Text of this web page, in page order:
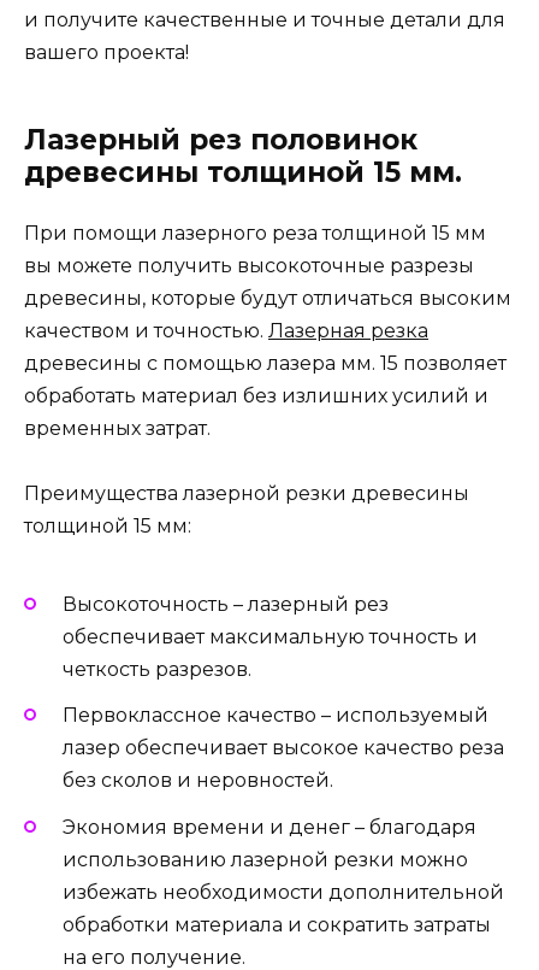
и получите качественные и точные детали для
вашего проекта!
Лазерный рез половинок
древесины толщиной 15 мм.
При помощи лазерного реза толщиной 15 мм
вы можете получить высокоточные разрезы
древесины, которые будут отличаться высоким
качеством и точностью. Лазерная резка
древесины с помощью лазера мм. 15 позволяет
обработать материал без излишних усилий и
временных затрат.
Преимущества лазерной резки древесины
толщиной 15 мм:
Высокоточность – лазерный рез
обеспечивает максимальную точность и
четкость разрезов.
Первоклассное качество – используемый
лазер обеспечивает высокое качество реза
без сколов и неровностей.
Экономия времени и денег – благодаря
использованию лазерной резки можно
избежать необходимости дополнительной
обработки материала и сократить затраты
на его получение.